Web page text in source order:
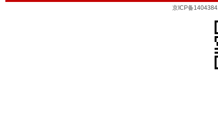
京ICP备